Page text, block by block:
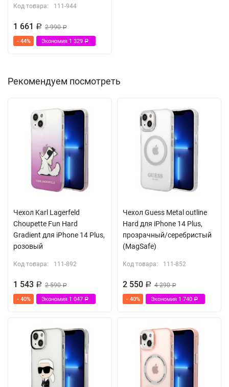
Код товара: 111-944
1 661 Р 2 990Р
- 44% Экономия 1 329 Р
Рекомендуем посмотреть
Чехол Karl Lagerfeld
Choupette Fun Hard
Gradient для iPhone 14 Plus,
розовый
Код товара: 111-892
1 543 Р 2 590Р
- 40% Экономия 1 047 Р
Чехол Guess Metal outline
Hard для iPhone 14 Plus,
прозрачный/серебристый
(MagSafe)
Код товара: 111-852
2 550 Р 4 290Р
- 40% Экономия 1 740 Р